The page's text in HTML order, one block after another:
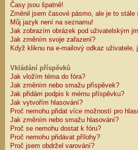
Časy jsou špatně!
Změnil jsem časové pásmo, ale je to stále
Můj jazyk není na seznamu!
Jak zobrazím obrázek pod uživatelským
Jak změním svoje zařazení?
Když kliknu na e-mailový odkaz uživatele,
Vkládání příspěvků
Jak vložím téma do fóra?
Jak změním nebo smažu příspěvek?
Jak přidám podpis k mému příspěvku?
Jak vytvořím hlasování?
Proč nemohu přidat více možností pro
Jak změním nebo smažu hlasování?
Proč se nemohu dostat k fóru?
Proč nemohu přidávat přílohy?
Proč jsem obdržel varování?